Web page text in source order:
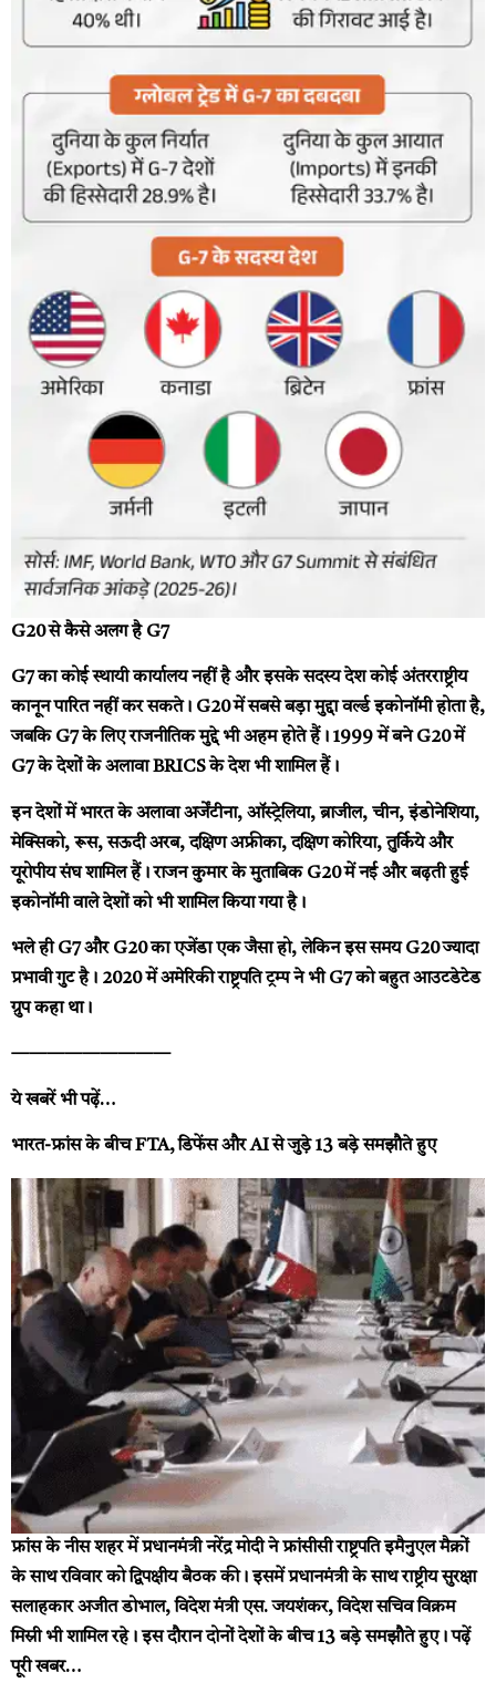
G20 से कैसे अलग है G7
G7 का कोई स्थायी कार्यालय नहीं है और इसके सदस्य देश कोई अंतरराष्ट्रीय
कानून पारित नहीं कर सकते। G20 में सबसे बड़ा मुद्दा वर्ल्ड इकोनॉमी होता है,
जबकि G7 के लिए राजनीतिक मुद्दे भी अहम होते हैं। 1999 में बने G20 में
G7 के देशों के अलावा BRICS के देश भी शामिल हैं।
इन देशों में भारत के अलावा अर्जेंटीना, ऑस्ट्रेलिया, ब्राजील, चीन, इंडोनेशिया,
मेक्सिको, रूस, सऊदी अरब, दक्षिण अफ्रीका, दक्षिण कोरिया, तुर्किये और
यूरोपीय संघ शामिल हैं। राजन कुमार के मुताबिक G20 में नई और बढ़ती हुई
इकोनॉमी वाले देशों को भी शामिल किया गया है।
भले ही G7 और G20 का एजेंडा एक जैसा हो, लेकिन इस समय G20 ज्यादा
प्रभावी गुट है। 2020 में अमेरिकी राष्ट्रपति ट्रम्प ने भी G7 को बहुत आउटडेटेड
ग्रुप कहा था।
—————————
ये खबरें भी पढ़ें…
भारत-फ्रांस के बीच FTA, डिफेंस और AI से जुड़े 13 बड़े समझौते हुए
फ्रांस के नीस शहर में प्रधानमंत्री नरेंद्र मोदी ने फ्रांसीसी राष्ट्रपति इमैनुएल मैक्रों
के साथ रविवार को द्विपक्षीय बैठक की। इसमें प्रधानमंत्री के साथ राष्ट्रीय सुरक्षा
सलाहकार अजीत डोभाल, विदेश मंत्री एस. जयशंकर, विदेश सचिव विक्रम
मिस्री भी शामिल रहे। इस दौरान दोनों देशों के बीच 13 बड़े समझौते हुए।पढ़ें
पूरी खबर…